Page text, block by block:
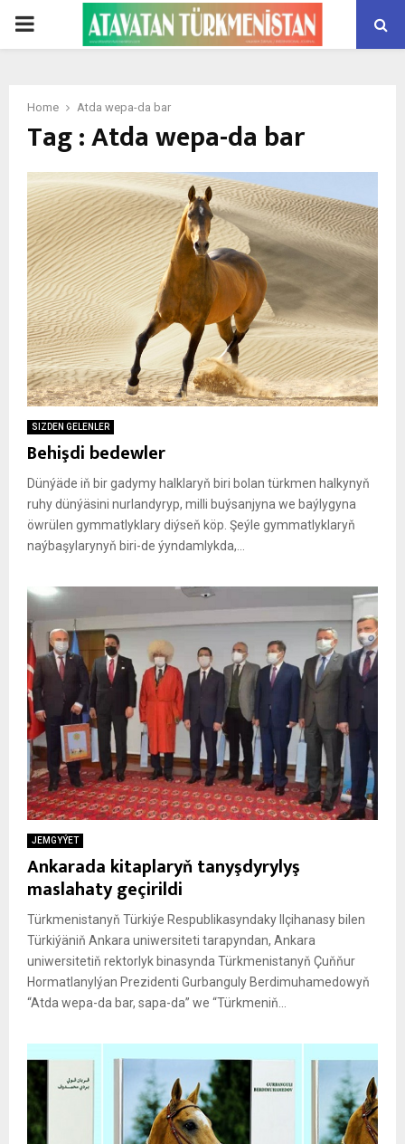
PRIMARY
Home At­da wepa-da bar
Tag : At­da wepa-da bar
SIZDEN GELENLER
Behişdi bedewler
Dünýäde iň bir gadymy halklaryň biri bolan türkmen halkynyň
ruhy dünýäsini nurlandyryp, milli buýsanjyna we baýlygyna
öwrülen gymmatlyklary diýseň köp. Şeýle gymmatlyklaryň
naýbaşylarynyň biri-de ýyndamlykda,...
JEMGYÝET
Ankarada kitaplaryň tanyşdyrylyş
maslahaty geçirildi
Türkmenistanyň Türkiýe Respublikasyndaky Ilçihanasy bilen
Türkiýäniň Ankara uniwersiteti tarapyndan, Ankara
uniwersitetiň rektorlyk binasynda Türkmenistanyň Çuňňur
Hormatlanylýan Prezidenti Gurbanguly Berdimuhamedowyň
“Atda wepa-da bar, sapa-da” we “Türkmeniň...